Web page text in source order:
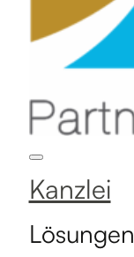
Kanzlei
Lösungen